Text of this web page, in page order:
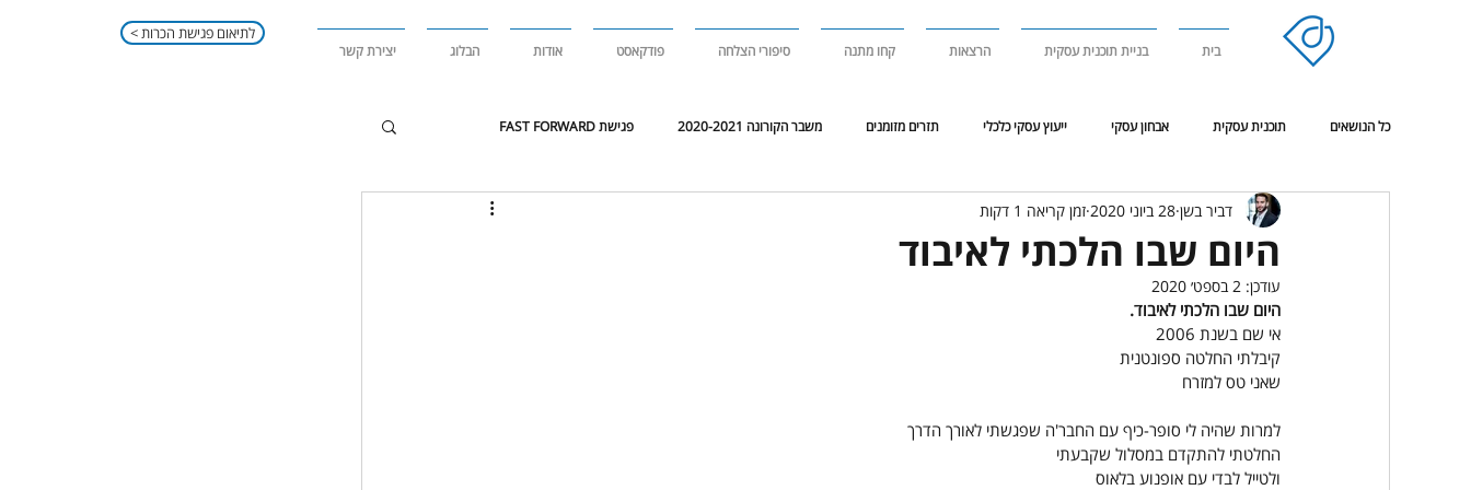
< לתיאום פגישת הכרות
בית בניית תוכנית עסקית הרצאות קחו מתנה סיפורי הצלחה פודקאסט אודות הבלוג יצירת קשר
כל הנושאים תוכנית עסקית אבחון עסקי ייעוץ עסקי כלכלי תזרים מזומנים משבר הקורונה 2020-2021 פגישת FAST FORWARD
אימון מנטאלי ניהול עסק בסביבת משבר או מלחמה פגישת דריקטוריון
היום שבו הלכתי לאיבוד
דביר בשן 28 ביוני 2020 זמן קריאה 1 דקות
עודכן: 2 בספט׳ 2020
היום שבו הלכתי לאיבוד.
אי שם בשנת 2006
קיבלתי החלטה ספונטנית
שאני טס למזרח
למרות שהיה לי סופר-כיף עם החבר'ה שפגשתי לאורך הדרך
החלטתי להתקדם במסלול שקבעתי
ולטייל לבדי עם אופנוע בלאוס